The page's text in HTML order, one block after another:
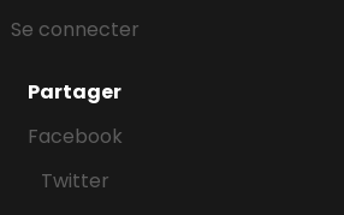
Se connecter
Partager
Facebook
Twitter